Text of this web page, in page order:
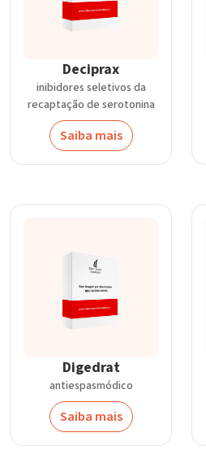
Deciprax
inibidores seletivos da
recaptação de serotonina
Saiba mais
Digedrat
antiespasmódico
Saiba mais